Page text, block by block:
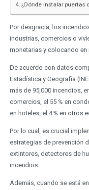
¿Dónde instalar puertas
Por desgracia, los
industrias, comercios o
monetarias y colocando
De acuerdo con datos
Estadística y Geografía
más de 95,000 incendios,
comercios, el 55 % en
en hoteles, el 4 % en otros
Por lo cual, es crucial
estrategias de prevención
extintores, detectores de
incendios.
Además, cuando se está